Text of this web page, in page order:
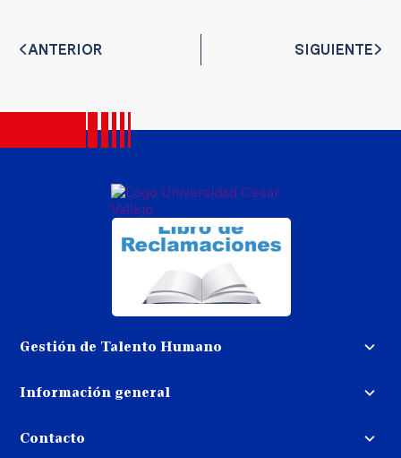
ANTERIOR SIGUIENTE
Gestión de Talento Humano
Trabaja con nosotros
Información general
dinero
Contacto